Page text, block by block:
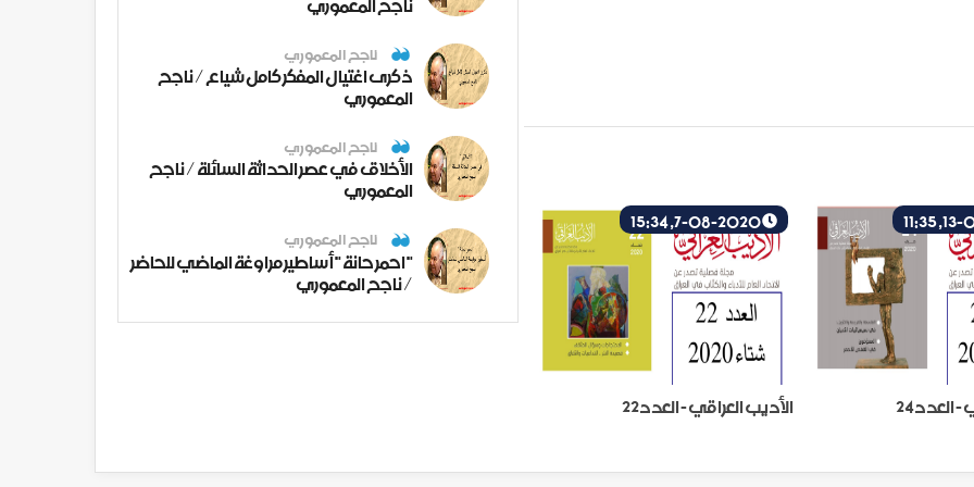
العدد24
7-08-2020, 15:34
الأديب العراقي - العدد22
ناجح المعموري
ناجح المعموري
ذكرى اغتيال المفكر كامل شياع / ناجح
المعموري
ناجح المعموري
الأخلاق في عصر الحداثة السائلة / ناجح
المعموري
ناجح المعموري
" احمر حانة " أساطير مراوغة الماضي للحاضر
/ ناجح المعموري